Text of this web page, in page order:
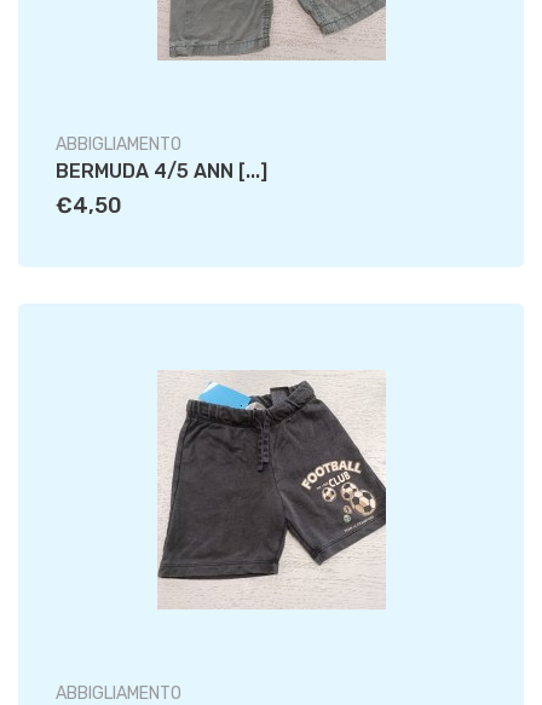
ABBIGLIAMENTO
BERMUDA 4/5 ANN [...]
€4,50
ABBIGLIAMENTO